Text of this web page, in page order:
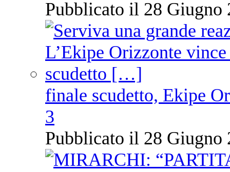
Pubblicato il 28 Giugno
finale scudetto, Ekipe
3
Pubblicato il 28 Giugno